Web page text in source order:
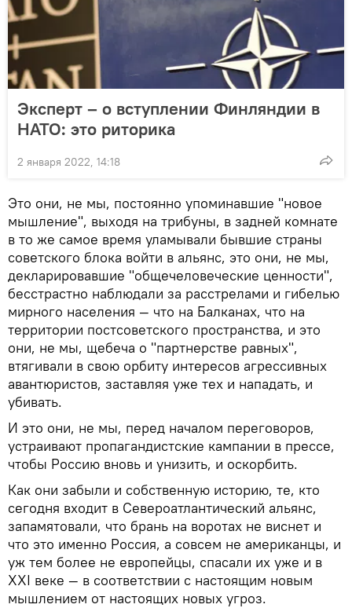
Эксперт – о вступлении Финляндии в
НАТО: это риторика
2 января 2022, 14:18
Это они, не мы, постоянно упоминавшие "новое
мышление", выходя на трибуны, в задней комнате
в то же самое время уламывали бывшие страны
советского блока войти в альянс, это они, не мы,
декларировавшие "общечеловеческие ценности",
бесстрастно наблюдали за расстрелами и гибелью
мирного населения — что на Балканах, что на
территории постсоветского пространства, и это
они, не мы, щебеча о "партнерстве равных",
втягивали в свою орбиту интересов агрессивных
авантюристов, заставляя уже тех и нападать, и
убивать.
И это они, не мы, перед началом переговоров,
устраивают пропагандистские кампании в прессе,
чтобы Россию вновь и унизить, и оскорбить.
Как они забыли и собственную историю, те, кто
сегодня входит в Североатлантический альянс,
запамятовали, что брань на воротах не виснет и
что это именно Россия, а совсем не американцы, и
уж тем более не европейцы, спасали их уже и в
XXI веке — в соответствии с настоящим новым
мышлением от настоящих новых угроз.